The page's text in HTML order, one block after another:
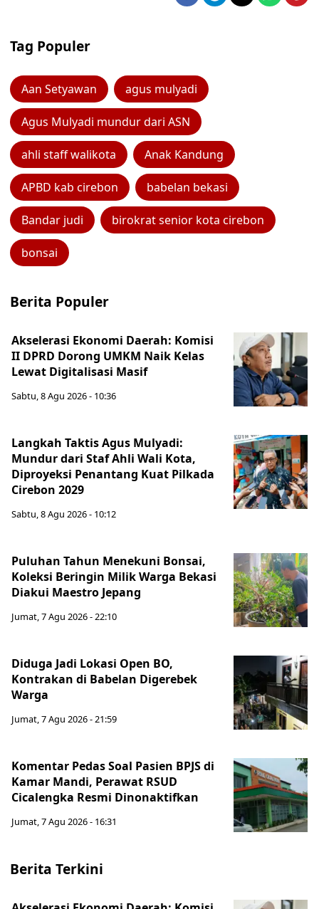
Tag Populer
Aan Setyawan agus mulyadi
Agus Mulyadi mundur dari ASN
ahli staff walikota Anak Kandung
APBD kab cirebon babelan bekasi
Bandar judi birokrat senior kota cirebon
bonsai
Berita Populer
Akselerasi Ekonomi Daerah: Komisi
II DPRD Dorong UMKM Naik Kelas
Lewat Digitalisasi Masif
Sabtu, 8 Agu 2026 - 10:36
Langkah Taktis Agus Mulyadi:
Mundur dari Staf Ahli Wali Kota,
Diproyeksi Penantang Kuat Pilkada
Cirebon 2029
Sabtu, 8 Agu 2026 - 10:12
Puluhan Tahun Menekuni Bonsai,
Koleksi Beringin Milik Warga Bekasi
Diakui Maestro Jepang
Jumat, 7 Agu 2026 - 22:10
Diduga Jadi Lokasi Open BO,
Kontrakan di Babelan Digerebek
Warga
Jumat, 7 Agu 2026 - 21:59
Komentar Pedas Soal Pasien BPJS di
Kamar Mandi, Perawat RSUD
Cicalengka Resmi Dinonaktifkan
Jumat, 7 Agu 2026 - 16:31
Berita Terkini